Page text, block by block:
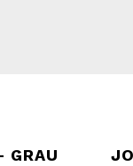
GRAU